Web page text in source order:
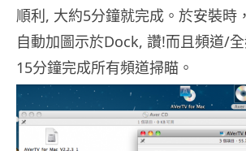
順利, 大約5分鐘就完成。於安裝
自動加圖示於Dock, 讚!而且頻道/
15分鐘完成所有頻道掃瞄。